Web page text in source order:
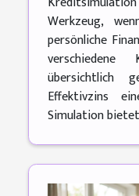
Werkzeug,
persönliche
verschiedene
übersichtlich
Effektivzins
Simulation